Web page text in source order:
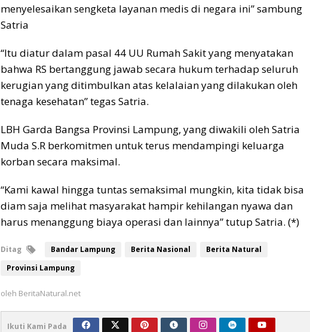
menyelesaikan sengketa layanan medis di negara ini” sambung
Satria
“Itu diatur dalam pasal 44 UU Rumah Sakit yang menyatakan
bahwa RS bertanggung jawab secara hukum terhadap seluruh
kerugian yang ditimbulkan atas kelalaian yang dilakukan oleh
tenaga kesehatan” tegas Satria.
LBH Garda Bangsa Provinsi Lampung, yang diwakili oleh Satria
Muda S.R berkomitmen untuk terus mendampingi keluarga
korban secara maksimal.
“Kami kawal hingga tuntas semaksimal mungkin, kita tidak bisa
diam saja melihat masyarakat hampir kehilangan nyawa dan
harus menanggung biaya operasi dan lainnya” tutup Satria. (*)
Ditag Bandar Lampung Berita Nasional
Berita Natural
Provinsi Lampung
oleh BeritaNatural.net
Ikuti Kami Pada